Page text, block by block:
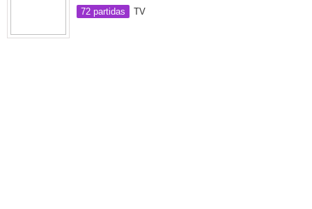
72 partidas TV